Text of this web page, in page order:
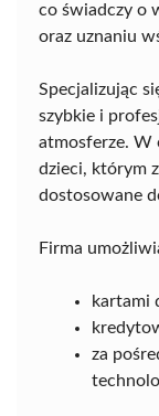
co świadczy o
oraz uznaniu
Specjalizując
szybkie i
atmosferze. W
dzieci, którym
dostosowane
Firma
kartami
za